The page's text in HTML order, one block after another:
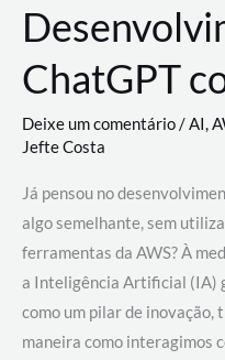
ChatGPT
Deixe um comentário/AI,
Jefte Costa
Já pensou no
algo semelhante, sem
ferramentas da AWS? À
a Inteligência Artificial (IA)
como um pilar de inovação,
maneira como interagimos